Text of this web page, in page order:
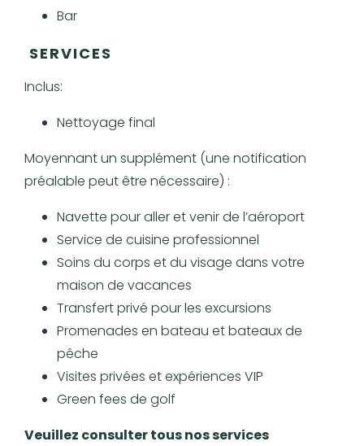
Bar
SERVICES
Inclus:
Nettoyage final
Moyennant un supplément (une notification
préalable peut être nécessaire) :
Navette pour aller et venir de l’aéroport
Service de cuisine professionnel
Soins du corps et du visage dans votre
maison de vacances
Transfert privé pour les excursions
Promenades en bateau et bateaux de
pêche
Visites privées et expériences VIP
Green fees de golf
Veuillez consulter tous nos services